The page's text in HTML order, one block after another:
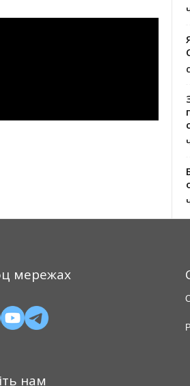
мережах
нам